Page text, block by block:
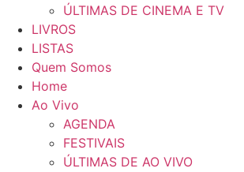
ÚLTIMAS DE CINEMA E TV
LIVROS
LISTAS
Quem Somos
Home
Ao Vivo
AGENDA
FESTIVAIS
ÚLTIMAS DE AO VIVO